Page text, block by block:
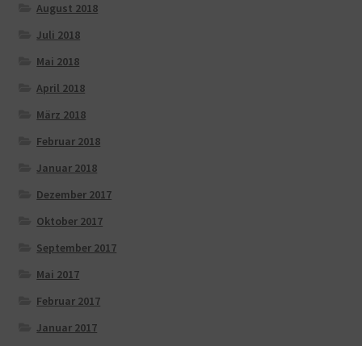
August 2018
Juli 2018
Mai 2018
April 2018
März 2018
Februar 2018
Januar 2018
Dezember 2017
Oktober 2017
September 2017
Mai 2017
Februar 2017
Januar 2017